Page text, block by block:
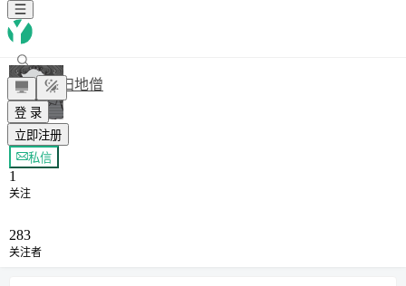
登 录
立即注册
扫地僧
+ 关注
私信
1
关注
283
关注者